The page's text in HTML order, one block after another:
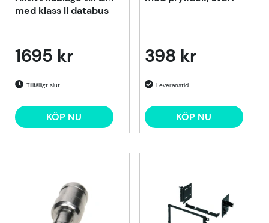
med klass II databus
1695 kr
Tillfälligt slut
KÖP NU
398 kr
KÖP NU